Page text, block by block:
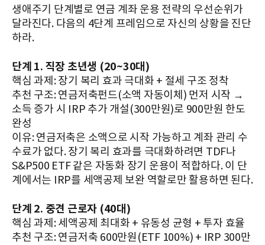
생애주기 단계별로 연금 계좌 운용 전략의 우선순위가
달라진다. 다음의 4단계 프레임으로 자신의 상황을 진단
하라.
단계 1. 직장 초년생 (20~30대)
핵심 과제: 장기 복리 효과 극대화 + 절세 구조 정착
추천 구조: 연금저축펀드(소액 자동이체) 먼저 시작 →
소득 증가 시 IRP 추가 개설(300만원)로 900만원 한도
완성
이유: 연금저축은 소액으로 시작 가능하고 계좌 관리 수
수료가 없다. 장기 복리 효과를 극대화하려면 TDF나
S&P500 ETF 같은 자동화 장기 운용이 적합하다. 이 단
계에서는 IRP를 세액공제 보완 역할로만 활용하면 된다.
단계 2. 중견 근로자 (40대)
핵심 과제: 세액공제 최대화 + 유동성 균형 + 투자 효율
추천 구조: 연금저축 600만원(ETF 100%) + IRP 300만